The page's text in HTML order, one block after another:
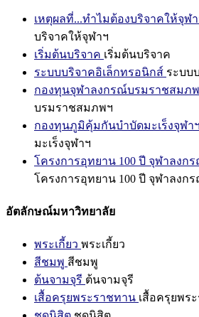
เหตุผลที่...ทำไมต้องบริจาคให้จุฬ
บริจาคให้จุฬาฯ
เริ่มต้นบริจาค เริ่มต้นบริจาค
ระบบบริจาคอิเล็กทรอนิกส์ ระบบ
กองทุนจุฬาลงกรณ์บรมราชสมภ
บรมราชสมภพฯ
กองทุนภูมิคุ้มกันบำบัดมะเร็งจุฬาฯ
มะเร็งจุฬาฯ
โครงการอุทยาน 100 ปี จุฬาลงก
โครงการอุทยาน 100 ปี จุฬาลงก
อัตลักษณ์มหาวิทยาลัย
พระเกี้ยว พระเกี้ยว
สีชมพู สีชมพู
ต้นจามจุรี ต้นจามจุรี
เสื้อครุยพระราชทาน เสื้อครุยพร